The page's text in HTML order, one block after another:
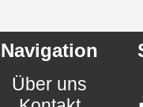
Navigation
Über uns